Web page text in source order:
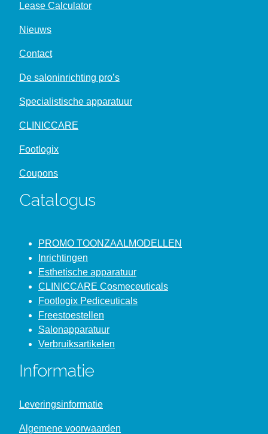
Lease Calculator
Nieuws
Contact
De saloninrichting pro’s
Specialistische apparatuur
CLINICCARE
Footlogix
Coupons
Catalogus
PROMO TOONZAALMODELLEN
Inrichtingen
Esthetische apparatuur
CLINICCARE Cosmeceuticals
Footlogix Pediceuticals
Freestoestellen
Salonapparatuur
Verbruiksartikelen
Informatie
Leveringsinformatie
Algemene voorwaarden